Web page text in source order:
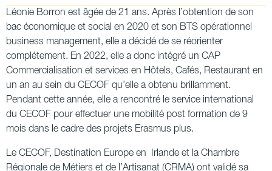
Léonie Borron est âgée de 21 ans. Après l’obtention de son
bac économique et social en 2020 et son BTS opérationnel
business management, elle a décidé de se réorienter
complétement. En 2022, elle a donc intégré un CAP
Commercialisation et services en Hôtels, Cafés, Restaurant en
un an au sein du CECOF qu’elle a obtenu brillamment.
Pendant cette année, elle a rencontré le service international
du CECOF pour effectuer une mobilité post formation de 9
mois dans le cadre des projets Erasmus plus.
Le CECOF, Destination Europe en Irlande et la Chambre
Régionale de Métiers et de l’Artisanat (CRMA) ont validé sa